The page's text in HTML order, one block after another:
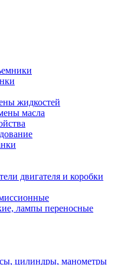
жидкостей
масла
двигателя и коробки
лампы переносные
цилиндры, манометры